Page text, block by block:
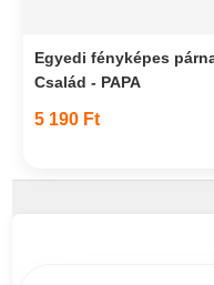
Egyedi fényképes
Család - PAPA
5 190 Ft